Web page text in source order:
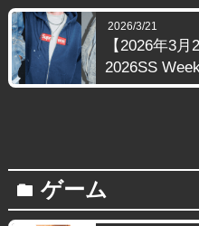
2026/3/21
【2026年3
2026SS
folder ゲーム